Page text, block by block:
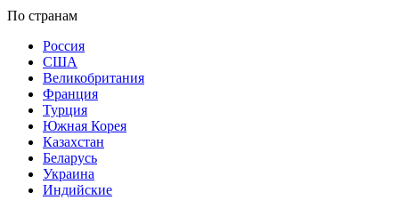
По странам
Россия
США
Великобритания
Франция
Турция
Южная Корея
Казахстан
Беларусь
Украина
Индийские